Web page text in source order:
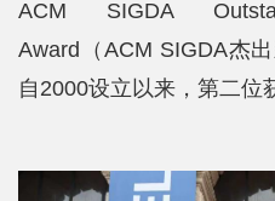
队
伍
ACM SIGDA
Award（ACM SIGDA杰
自2000设立以来，第二位